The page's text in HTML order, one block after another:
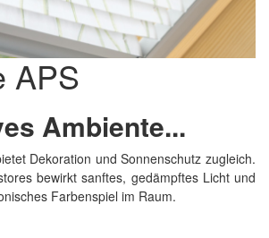
APS
Ambiente...
Dekoration und Sonnenschutz zugleich.
bewirkt sanftes, gedämpftes Licht und
Farbenspiel im Raum.